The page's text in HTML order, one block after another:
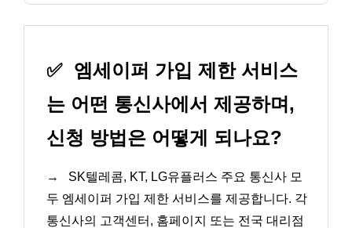
✅ 엠세이퍼 가입 제한 서비스
는 어떤 통신사에서 제공하며,
신청 방법은 어떻게 되나요?
→
SK텔레콤, KT, LG유플러스 주요 통신사 모
두 엠세이퍼 가입 제한 서비스를 제공합니다. 각
통신사의 고객센터, 홈페이지 또는 전국 대리점